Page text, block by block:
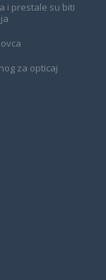
i prestale su biti
za opticaj